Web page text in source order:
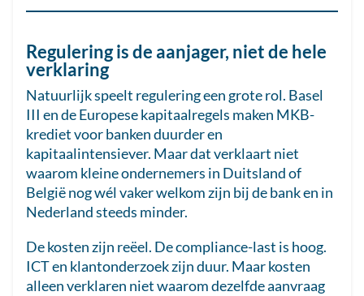
Regulering is de aanjager, niet de hele
verklaring
Natuurlijk speelt regulering een grote rol. Basel
III en de Europese kapitaalregels maken MKB-
krediet voor banken duurder en
kapitaalintensiever. Maar dat verklaart niet
waarom kleine ondernemers in Duitsland of
België nog wél vaker welkom zijn bij de bank en in
Nederland steeds minder.
De kosten zijn reëel. De compliance-last is hoog.
ICT en klantonderzoek zijn duur. Maar kosten
alleen verklaren niet waarom dezelfde aanvraag